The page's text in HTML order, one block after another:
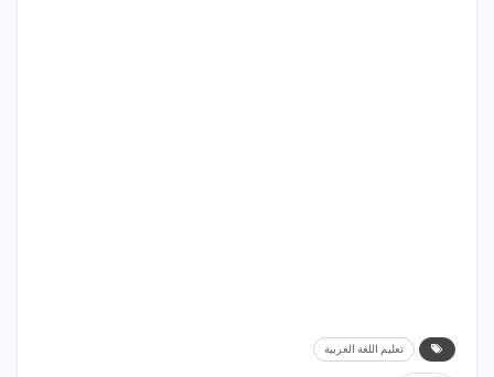
تعليم اللغة العربية